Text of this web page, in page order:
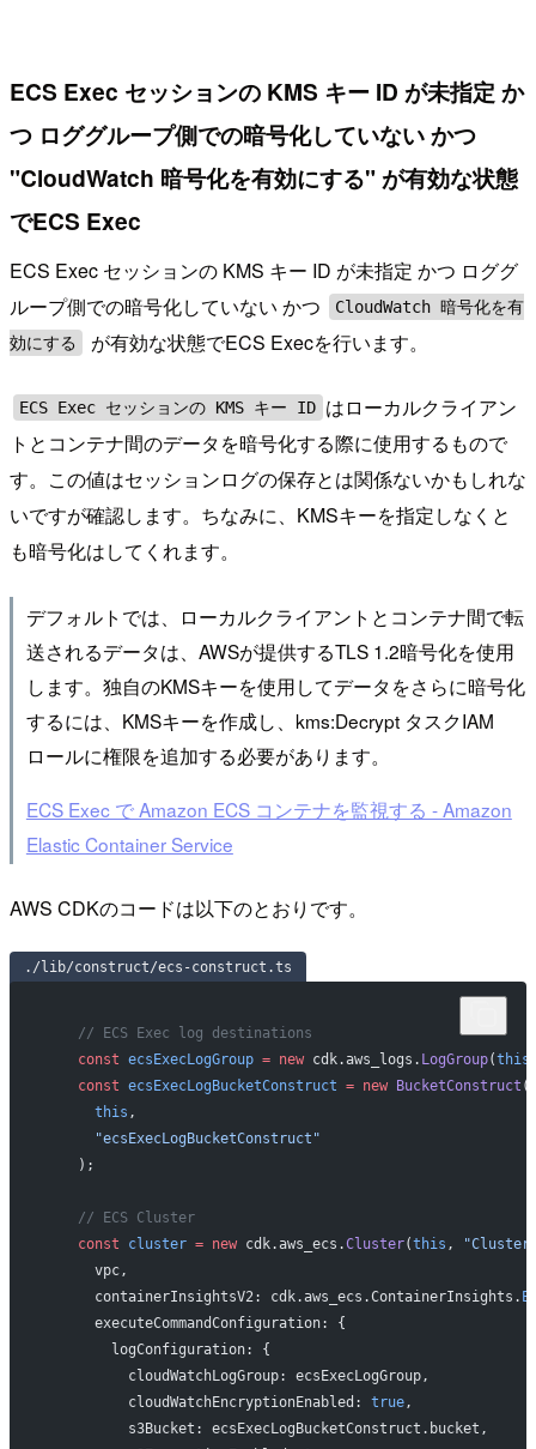
ECS Exec セッションの KMS キー ID が未指定 か
つ ロググループ側での暗号化していない かつ
"CloudWatch 暗号化を有効にする" が有効な状態
でECS Exec
ECS Exec セッションの KMS キー ID が未指定 かつ ロググ
ループ側での暗号化していない かつ
CloudWatch 暗号化を有
効にする
が有効な状態でECS Execを行います。
ECS Exec セッションの KMS キー ID はローカルクライアン
トとコンテナ間のデータを暗号化する際に使用するもので
す。この値はセッションログの保存とは関係ないかもしれな
いですが確認します。ちなみに、KMSキーを指定しなくと
も暗号化はしてくれます。
デフォルトでは、ローカルクライアントとコンテナ間で転
送されるデータは、AWSが提供するTLS 1.2暗号化を使用
します。独自のKMSキーを使用してデータをさらに暗号化
するには、KMSキーを作成し、kms:Decrypt タスクIAM
ロールに権限を追加する必要があります。
ECS Exec で Amazon ECS コンテナを監視する - Amazon
Elastic Container Service
AWS CDKのコードは以下のとおりです。
./lib/construct/ecs-construct.ts
    // ECS Exec log destinations
    const
ecsExecLogGroup = new cdk.aws_logs. LogGroup(this
    const
ecsExecLogBucketConstruct = new BucketConstruct (
      this
,
      "ecsExecLogBucketConstruct"
    );
    // ECS Cluster
    const
cluster = new cdk.aws_ecs.Cluster(this ,
      vpc,
      containerInsightsV2: cdk.aws_ecs.ContainerInsights.
      executeCommandConfiguration: {
        logConfiguration: {
          cloudWatchLogGroup: ecsExecLogGroup,
          cloudWatchEncryptionEnabled:
true,
          s3Bucket: ecsExecLogBucketConstruct.bucket,